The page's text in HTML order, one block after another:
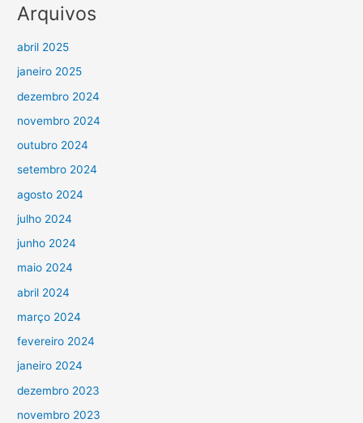
Arquivos
abril 2025
janeiro 2025
dezembro 2024
novembro 2024
outubro 2024
setembro 2024
agosto 2024
julho 2024
junho 2024
maio 2024
abril 2024
março 2024
fevereiro 2024
janeiro 2024
dezembro 2023
novembro 2023